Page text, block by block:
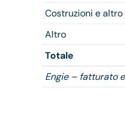
Costruzioni e altro
Altro
Totale
Engie – fatturato